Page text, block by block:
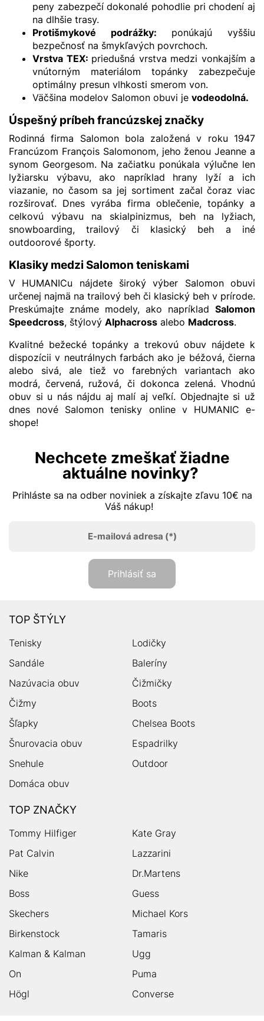
peny zabezpečí dokonalé pohodlie pri chodení aj
na dlhšie trasy.
Protišmykové podrážky: ponúkajú vyššiu
bezpečnosť na šmykľavých povrchoch.
Vrstva TEX: priedušná vrstva medzi vonkajším a
vnútorným materiálom topánky zabezpečuje
optimálny presun vlhkosti smerom von.
Väčšina modelov Salomon obuvi je vodeodolná.
Úspešný príbeh francúzskej značky
Rodinná firma Salomon bola založená v roku 1947
Francúzom François Salomonom, jeho ženou Jeanne a
synom Georgesom. Na začiatku ponúkala výlučne len
lyžiarsku výbavu, ako napríklad hrany lyží a ich
viazanie, no časom sa jej sortiment začal čoraz viac
rozširovať. Dnes vyrába firma oblečenie, topánky a
celkovú výbavu na skialpinizmus, beh na lyžiach,
snowboarding, trailový či klasický beh a iné
outdoorové športy.
Klasiky medzi Salomon teniskami
V HUMANICu nájdete široký výber Salomon obuvi
určenej najmä na trailový beh či klasický beh v prírode.
Preskúmajte známe modely, ako napríklad Salomon
Speedcross, štýlový Alphacross alebo Madcross.
Kvalitné bežecké topánky a trekovú obuv nájdete k
dispozícii v neutrálnych farbách ako je béžová, čierna
alebo sivá, ale tiež vo farebných variantach ako
modrá, červená, ružová, či dokonca zelená. Vhodnú
obuv si u nás nájdu aj malí aj veľkí. Objednajte si už
dnes nové Salomon tenisky online v HUMANIC e-
shope!
Nechcete zmeškať žiadne
aktuálne novinky?
Prihláste sa na odber noviniek a získajte zľavu 10€ na
Váš nákup!
E-mailová adresa (*)
Prihlásiť sa
TOP ŠTÝLY
Tenisky
Lodičky
Sandále
Baleríny
Nazúvacia obuv
Čižmičky
Čižmy
Boots
Šľapky
Chelsea Boots
Šnurovacia obuv
Espadrilky
Snehule
Outdoor
Domáca obuv
TOP ZNAČKY
Tommy Hilfiger
Kate Gray
Pat Calvin
Lazzarini
Nike
Dr.Martens
Boss
Guess
Skechers
Michael Kors
Birkenstock
Tamaris
Kalman & Kalman
Ugg
On
Puma
Högl
Converse